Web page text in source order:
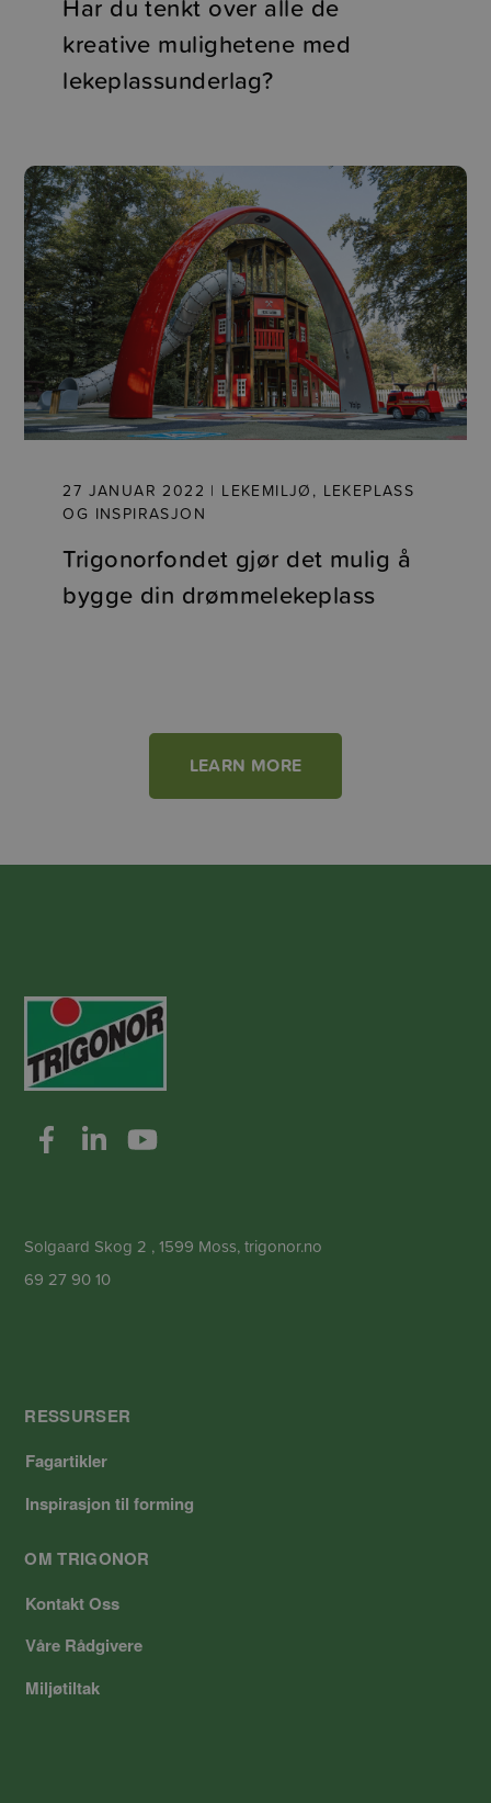
kreative mulighetene med
lekeplassunderlag?
27 JANUAR 2022 | LEKEMILJØ, LEKEPLASS
OG INSPIRASJON
Trigonorfondet gjør det mulig å
bygge din drømmelekeplass
LEARN MORE
Solgaard Skog 2 , 1599 Moss, trigonor.no
69 27 90 10
RESSURSER
Fagartikler
Inspirasjon til forming
OM TRIGONOR
Kontakt Oss
Våre Rådgivere
Miljøtiltak